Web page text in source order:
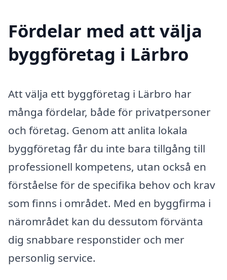
Fördelar med att välja
byggföretag i Lärbro
Att välja ett byggföretag i Lärbro har
många fördelar, både för privatpersoner
och företag. Genom att anlita lokala
byggföretag får du inte bara tillgång till
professionell kompetens, utan också en
förståelse för de specifika behov och krav
som finns i området. Med en byggfirma i
närområdet kan du dessutom förvänta
dig snabbare responstider och mer
personlig service.